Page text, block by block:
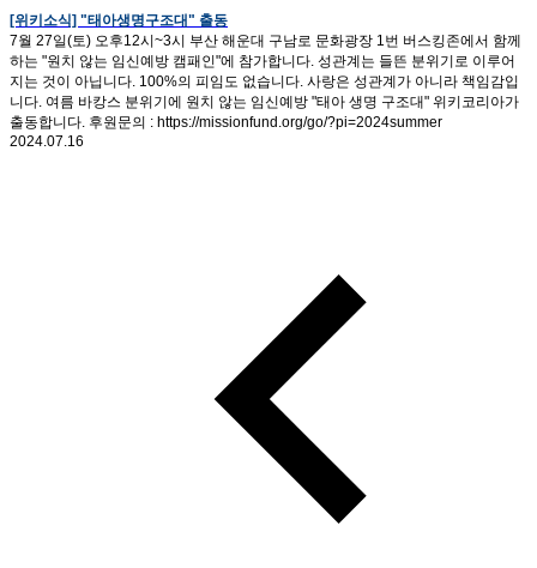
[위키소식] "태아생명구조대" 출동
7월 27일(토) 오후12시~3시 부산 해운대 구남로 문화광장 1번 버스킹존에서 함께
하는 "원치 않는 임신예방 캠패인"에 참가합니다. 성관계는 들뜬 분위기로 이루어
지는 것이 아닙니다. 100%의 피임도 없습니다. 사랑은 성관계가 아니라 책임감입
니다. 여름 바캉스 분위기에 원치 않는 임신예방 "태아 생명 구조대" 위키코리아가
출동합니다. 후원문의 : https://missionfund.org/go/?pi=2024summer
2024.07.16